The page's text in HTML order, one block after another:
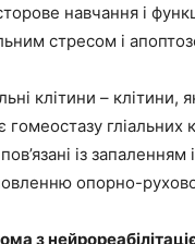
навчання і
стресом і
клітини – клітини,
гомеостазу
із запаленням
опорно-
з